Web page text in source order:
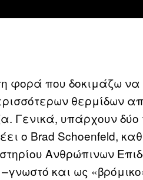
φορά που δοκιμάζω
θερμίδων
Γενικά, υπάρχουν δύο
ο Brad Schoenfeld,
Ανθρώπινων
και ως